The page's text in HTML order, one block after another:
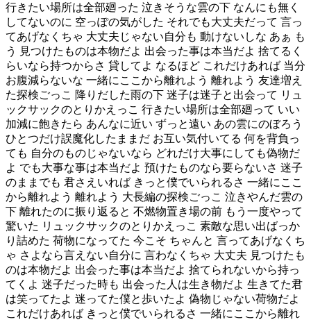
行きたい場所は全部廻った 泣きそうな雲の下 なんにも無く
してないのに 空っぽの気がした それでも大丈夫だって 言っ
てあげなくちゃ 大丈夫じゃない自分も 動けないしな あぁ も
う 見つけたものは本物だよ 出会った事は本当だよ 捨てるく
らいなら持つからさ 貸してよ なるほど これだけあれば 当分
お腹減らないな 一緒にここから離れよう 離れよう 友達増え
た探検ごっこ 降りだした雨の下 迷子は迷子と出会って リュ
ックサックのとりかえっこ 行きたい場所は全部廻って いい
加減に飽きたら あんなに近い ずっと遠い あの雲にのぼろう
ひとつだけ誤魔化したままだ お互い気付いてる 何を背負っ
ても 自分のものじゃないなら どれだけ大事にしても偽物だ
よ でも大事な事は本当だよ 預けたものなら要らないさ 迷子
のままでも 君さえいれば きっと僕でいられるさ 一緒にここ
から離れよう 離れよう 大長編の探検ごっこ 泣きやんだ雲の
下 離れたのに振り返ると 不燃物置き場の前 もう一度やって
驚いた リュックサックのとりかえっこ 素敵な思い出ばっか
り詰めた 荷物になってた 今こそ ちゃんと 言ってあげなくち
ゃ さよなら言えない自分に 言わなくちゃ 大丈夫 見つけたも
のは本物だよ 出会った事は本当だよ 捨てられないから持っ
てくよ 迷子だった時も 出会った人は生き物だよ 生きてた君
は笑ってたよ 迷ってた僕と歩いたよ 偽物じゃない荷物だよ
これだけあれば きっと僕でいられるさ 一緒にここから離れ